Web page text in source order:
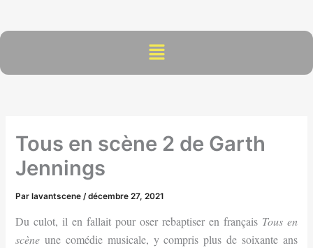
contenu
Menu
Tous en scène 2 de Garth
Jennings
Parlavantscene /décembre 27, 2021
Du culot, il en fallait pour oser rebaptiser en français Tous en
scène une comédie musicale, y compris plus de soixante ans